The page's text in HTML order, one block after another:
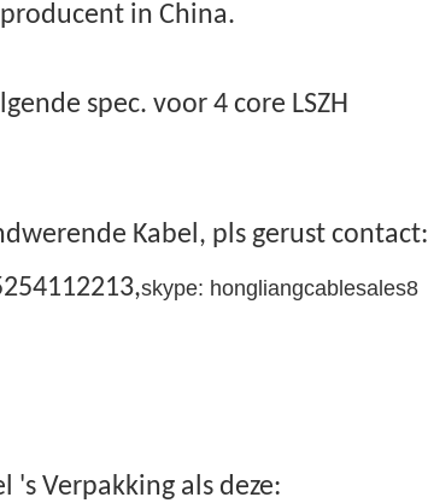
in China.
spec. voor 4 core LSZH
Kabel, pls gerust contact:
skype: hongliangcablesales8
's Verpakking als deze: